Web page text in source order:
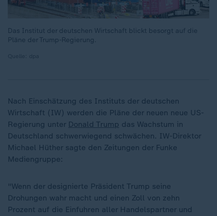
Das Institut der deutschen Wirtschaft blickt besorgt auf die
Pläne der Trump-Regierung.
Nach Einschätzung des Instituts der deutschen
Wirtschaft (IW) werden die Pläne der neuen neue US-
Regierung unter Donald Trump das Wachstum in
Deutschland schwerwiegend schwächen. IW-Direktor
Michael Hüther sagte den Zeitungen der Funke
Mediengruppe:
"Wenn der designierte Präsident Trump seine
Drohungen wahr macht und einen Zoll von zehn
Prozent auf die Einfuhren aller Handelspartner und